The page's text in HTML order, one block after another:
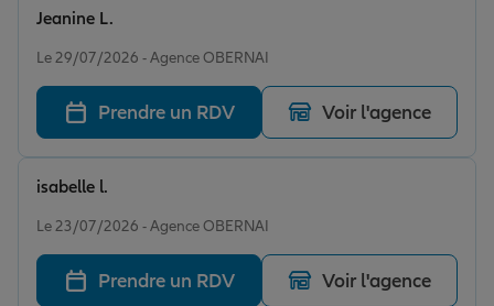
Le 29/07/2026 - Agence OBERNAI
Jeanine L.
Prendre un RDV Voir l'agence
Le 23/07/2026 - Agence OBERNAI
isabelle l.
Prendre un RDV Voir l'agence